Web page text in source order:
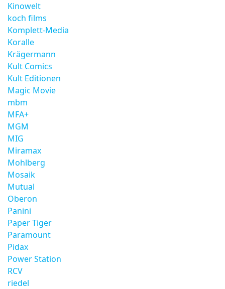
Kinowelt
koch films
Komplett-Media
Koralle
Krägermann
Kult Comics
Kult Editionen
Magic Movie
mbm
MFA+
MGM
MIG
Miramax
Mohlberg
Mosaik
Mutual
Oberon
Panini
Paper Tiger
Paramount
Pidax
Power Station
RCV
riedel